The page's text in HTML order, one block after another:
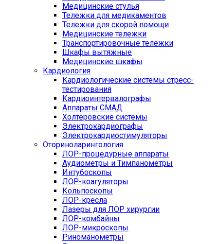
Медицинские стулья
Тележки для медикаментов
Тележки для скорой помощи
Медицинские тележки
Транспортировочные тележки
Шкафы вытяжные
Медицинские шкафы
Кардиология
Кардиологические системы стресс-
тестирования
Кардиоинтервалографы
Аппараты СМАД
Холтеровские системы
Электрокардиографы
Электрокардиостимуляторы
Оториноларингология
ЛОР-процедурные аппараты
Аудиометры и Тимпанометры
Интубоскопы
ЛОР-коагуляторы
Кольпоскопы
ЛОР-кресла
Лазеры для ЛОР хирургии
ЛОР-комбайны
ЛОР-микроскопы
Риноманометры